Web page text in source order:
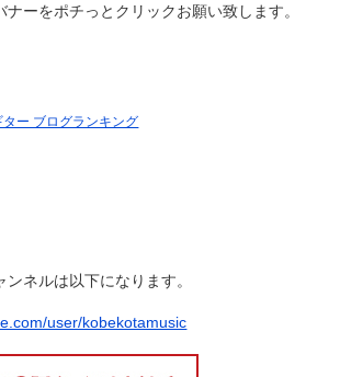
ーをポチっとクリックお願い致します。
ター ブログランキング
ネルは以下になります。
user/kobekotamusic